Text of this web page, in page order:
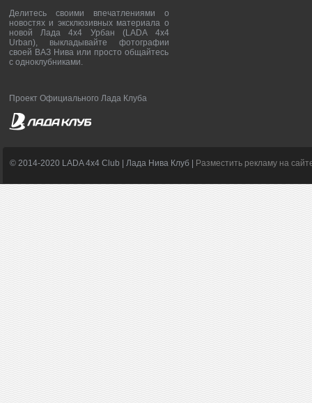
Делитесь своими впечатлениями о
новостях и эксклюзивных материала о
новой Лада 4х4 Урбан (LADA 4x4
Urban), выкладывайте фотографии
своей ВАЗ Нива или просто общайтесь
с одноклубниками.
Проект Официального Лада Клуба
© 2014-2020 LADA 4x4 Club | Лада Нива Клуб | Разместить рекламу на